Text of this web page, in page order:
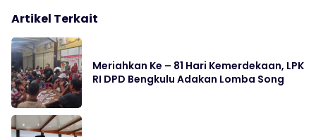
Artikel Terkait
Meriahkan Ke – 81 Hari Kemerdekaan, LPK
RI DPD Bengkulu Adakan Lomba Song